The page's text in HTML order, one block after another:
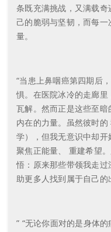
条既充满挑战，又满载
己的脆弱与坚韧，而每
量。
“当患上鼻咽癌第四期后
惧。在医院冰冷的走廊
瓦解。然而正是这些至
内在的力量。虽然彼时
学），但我无意识中却
聚焦正能量、 重建希望
悟：原来那些带领我走
助更多人找到属于自己的
” “无论你面对的是身体